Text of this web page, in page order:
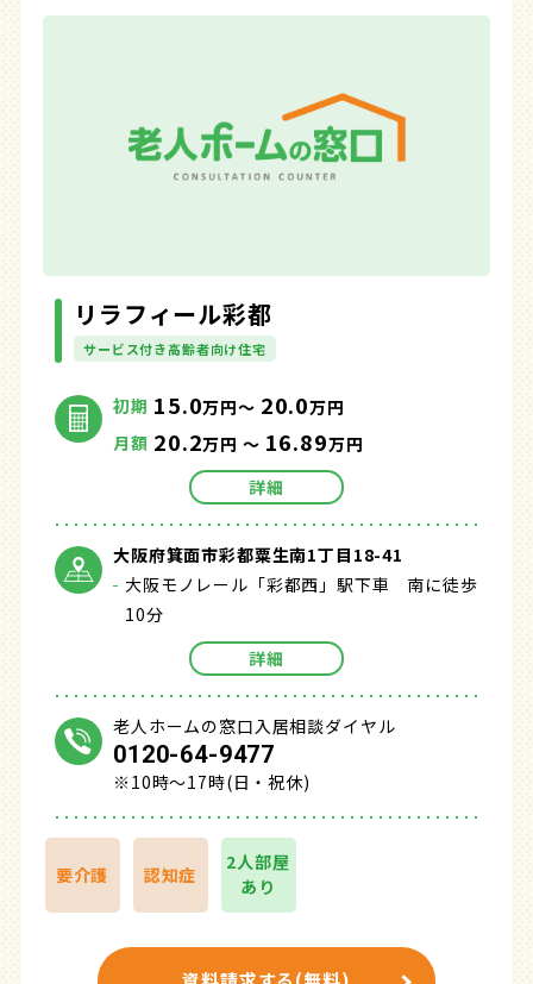
リラフィール彩都
サービス付き高齢者向け住宅
初期 15.0万円～ 20.0万円
月額 20.2万円 ～ 16.89万円
詳細
大阪府箕面市彩都粟生南1丁目18-41
大阪モノレール「彩都西」駅下車 南に徒歩
10分
詳細
老人ホームの窓口入居相談ダイヤル
0120-64-9477
※10時～17時(日・祝休)
要介護 認知症
2人部屋
あり